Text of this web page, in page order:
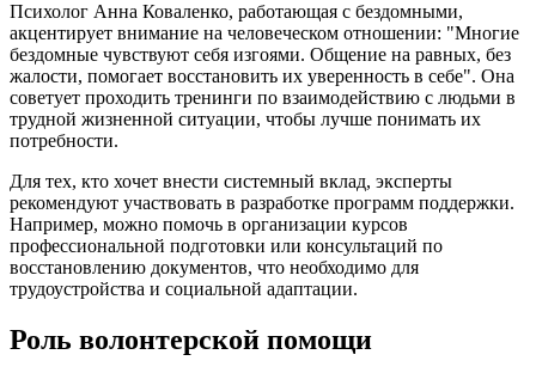
Психолог Анна Коваленко, работающая с бездомными,
акцентирует внимание на человеческом отношении: "Многие
бездомные чувствуют себя изгоями. Общение на равных, без
жалости, помогает восстановить их уверенность в себе". Она
советует проходить тренинги по взаимодействию с людьми в
трудной жизненной ситуации, чтобы лучше понимать их
потребности.
Для тех, кто хочет внести системный вклад, эксперты
рекомендуют участвовать в разработке программ поддержки.
Например, можно помочь в организации курсов
профессиональной подготовки или консультаций по
восстановлению документов, что необходимо для
трудоустройства и социальной адаптации.
Роль волонтерской помощи